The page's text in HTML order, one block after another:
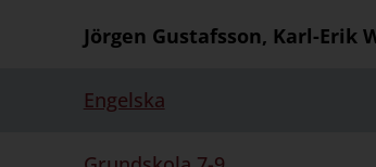
Jörgen Gustafsson, Karl-Erik
Engelska